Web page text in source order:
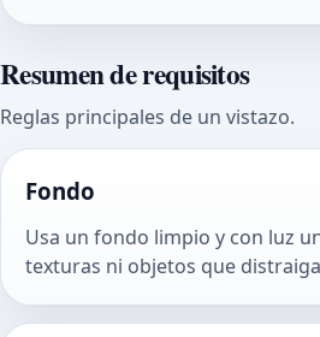
Resumen de requisitos
Reglas principales de un vistazo.
Fondo
Usa un fondo limpio y con luz
texturas ni objetos que